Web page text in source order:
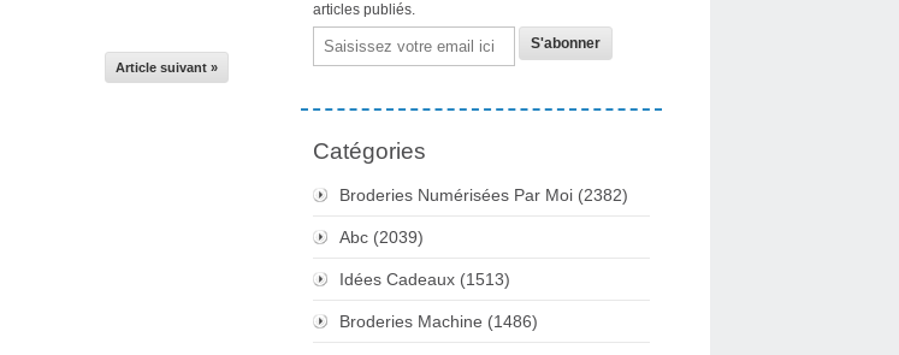
Article suivant »
articles publiés.
Email
Catégories
Broderies Numérisées Par Moi (2382)
Abc (2039)
Idées Cadeaux (1513)
Broderies Machine (1486)